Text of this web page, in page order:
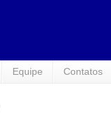
Equipe Contatos